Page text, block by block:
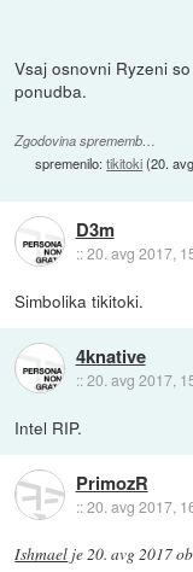
Vsaj osnovni Ryzeni
ponudba.
Zgodovina sprememb…
spremenilo:tikitoki(20.
D3m
::20. avg 2017,
Simbolika tikitoki.
4knative
::20. avg 2017,
Intel RIP.
PrimozR
::20. avg 2017,
Ishmael je20. avg 2017